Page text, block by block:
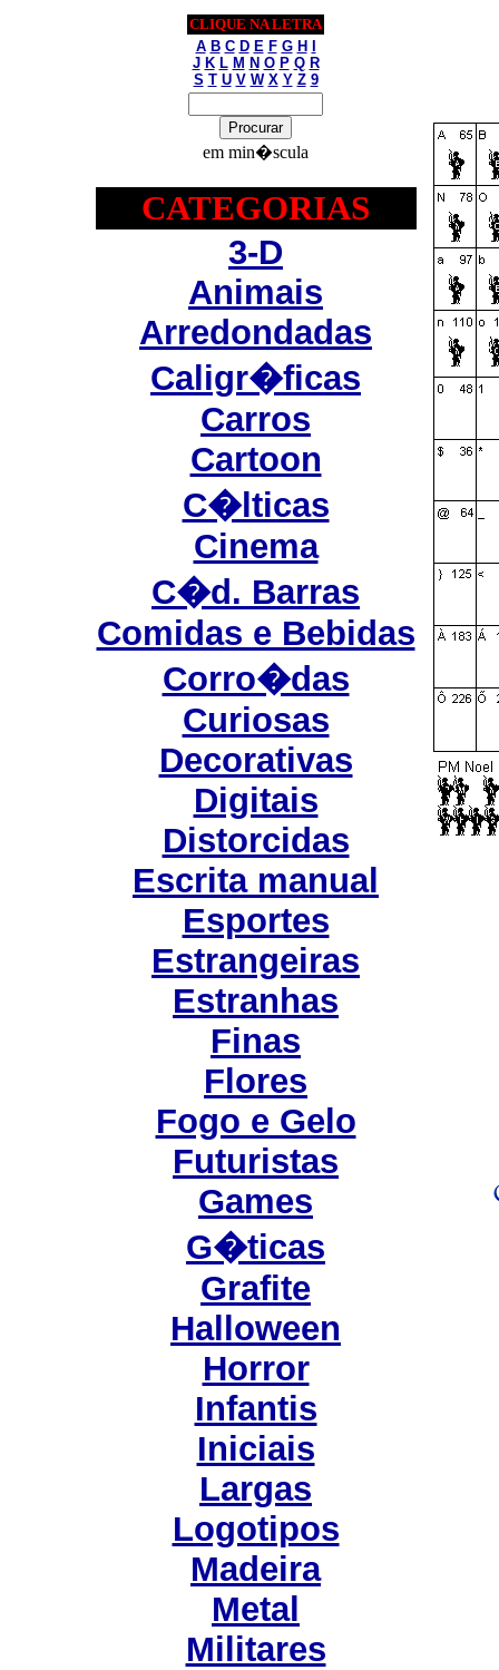
CLIQUE NA LETRA
A B C D E F G H
J K L M N O P Q R
S T U V W X Y Z 9
em min�scula
CATEGORIAS
3-D
Animais
Arredondadas
Caligr�ficas
Carros
Cartoon
C�lticas
Cinema
C�d. Barras
Comidas e Bebidas
Corro�das
Curiosas
Decorativas
Digitais
Distorcidas
Escrita manual
Esportes
Estrangeiras
Estranhas
Finas
Flores
Fogo e Gelo
Futuristas
Games
G�ticas
Grafite
Halloween
Horror
Infantis
Iniciais
Largas
Logotipos
Madeira
Metal
Militares